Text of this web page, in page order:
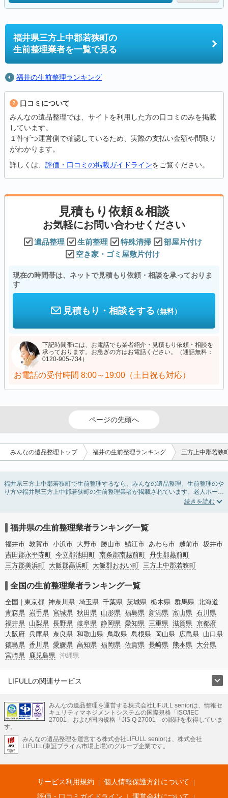
福井県三方上中郡若狭町の
生前整理業者を一覧で見る
福井の生前整理ランキング
口コミについて
みんなの遺品整理では、サイトを利用した方の口コミのみを掲載
しています。
１件ずつ運営側で確認しているため、実際の支払い金額や間取り
がわかります。
詳しくは、 評価・口コミの掲載ガイドラインをご覧ください。
見積もり依頼＆相談
お気軽にお問い合わせください
遺品整理 生前整理 特殊清掃
部屋片付け
空き家・ゴミ屋敷片付け
現在の時間帯は、ネットで見積もり依頼・相談を承っておりま
す
見積もり・相談をする（無料）
下記時間帯には、お電話でも業者紹介・見積もり依頼・相談を
承っております。お急ぎの方はお電話ください。（通話無料：
0120-905-734）
お電話の受付時間 8:00～19:00（土日祝も対応）
ページの先頭へ
みんなの遺品整理トップ 福井の生前整理ランキング 三方上中郡若狭
福井県三方上中郡若狭町で生前整理するなら、みんなの遺品整理。生前整理のや
り方や福井県三方上中郡若狭町の生前整理業者が掲載されています。老人ホーム
や介護施設入居に伴う不用品の処分・回収・引き取りから、在宅介護の介護整理
わる相続相談などのオプションサービスで絞り込み検索を利用してみましょう。
またお役立ち情報も豊富なので終活でエンディングノートの選び方や、整理整
頓・老前整理・生前整理のコツについてもチェックしてみてください。
福井県の生前整理業者ランキング一覧
福井市 敦賀市 小浜市 大野市 勝山市 鯖江市 あわら市 越前市 坂井市
吉田郡永平寺町 今立郡池田町 南条郡南越前町 丹生郡越前町
三方郡美浜町 大飯郡高浜町 大飯郡おおい町 三方上中郡若狭町
全国の生前整理業者ランキング一覧
全国 東京都 神奈川県 埼玉県 千葉県 茨城県 栃木県 群馬県 北海道
青森県 岩手県 宮城県 秋田県 山形県 福島県 新潟県 富山県 石川県
福井県 山梨県 長野県 岐阜県 静岡県 愛知県 三重県 滋賀県 京都府
大阪府 兵庫県 奈良県 和歌山県 鳥取県 島根県 岡山県 広島県 山口県
徳島県 香川県 愛媛県 高知県 福岡県 佐賀県 長崎県 熊本県 大分県
宮崎県 鹿児島県 沖縄県
LIFULLの関連サービス
不動産・住宅
引越し 老人ホーム 地方創生 ママの就労支援
不動産クラウドファンディング 遺品整理 老後の暮らし情報
LIFULL HOME'Sのサービス
不動産・住宅
不動産査定 マンション専門売却査定 不動産投資 アドバイザー
不動産アーカイブ
空き家バンク 家賃相場 不動産会社
まちむすび
不動産用語集 住まいのお役立ち情報
LIFULL HOME'S PRESS
アプリ 不動産データ 不動産転職
みんなの遺品整理を運営する株式会社LIFULL seniorは、情報セ
キュリティマネジメントシステムの国際規格「ISO/IEC
27001」および国内規格「JIS Q 27001」の認証を取得していま
す。
みんなの遺品整理を運営する株式会社LIFULL seniorは、株式会社
LIFULL(東証プライム市場上場)のグループ企業です。
サービス利用規約
個人情報保護方針について